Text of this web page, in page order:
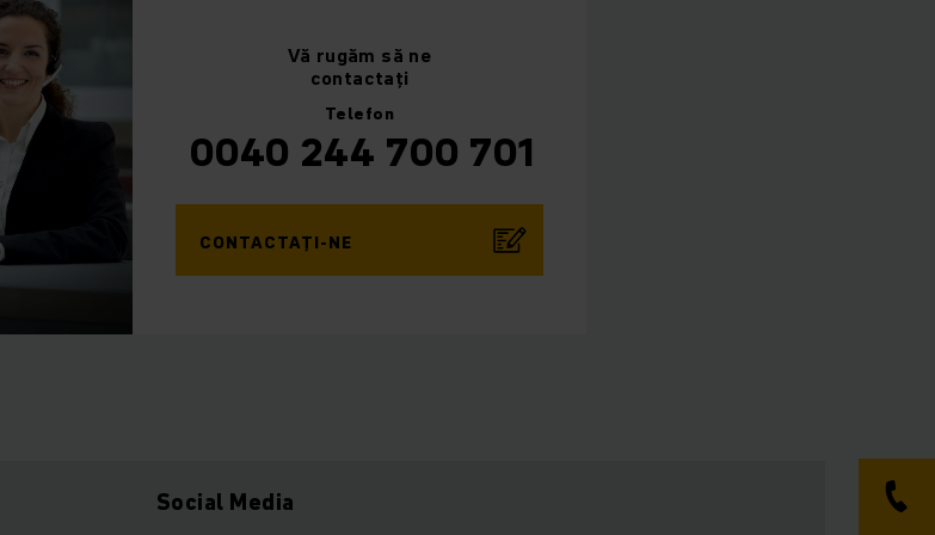
Vă rugăm să ne
contactați
Telefon
0040 244 700 701
CONTACTAȚI-NE
Social Media